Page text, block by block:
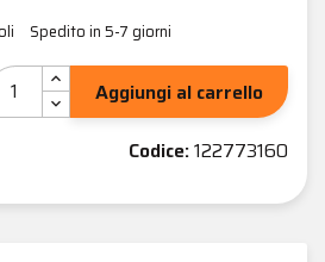
Spedito in 5-7 giorni
Aggiungi al carrello
Codice:122773160